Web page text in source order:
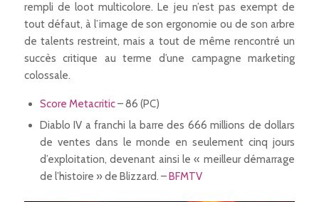
rempli de lootmulticolore. Le jeu n’est pas exempt de
tout défaut, à l’image de son ergonomie ou de son arbre
de talents restreint, mais a tout de même rencontré un
succès critique au terme d’une campagne marketing
colossale.
Score Metacritic– 86 (PC)
Diablo IV a franchi la barre des 666 millions de dollars
de ventes dans le monde en seulement cinq jours
d’exploitation, devenant ainsi le « meilleur démarrage
de l’histoire » de Blizzard. –BFMTV